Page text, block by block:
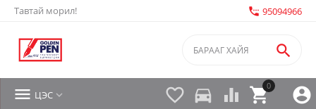
Тавтай морил! settings_phone 95094966


0

 directions_car 
 ЦЭС 